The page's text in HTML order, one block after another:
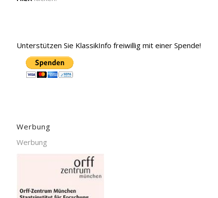
Unterstützen Sie KlassikInfo freiwillig mit einer Spende!
Werbung
Werbung